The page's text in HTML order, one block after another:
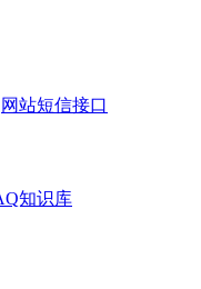
网站短信接口
知识库